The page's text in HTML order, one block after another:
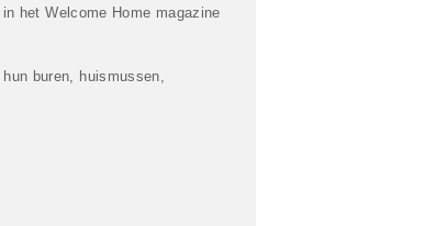
het Welcome Home magazine
buren, huismussen,